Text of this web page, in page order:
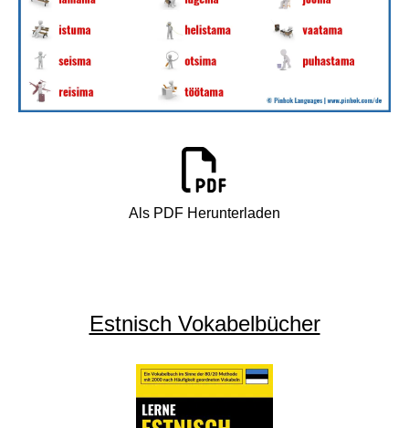
Als PDF Herunterladen
Estnisch Vokabelbücher